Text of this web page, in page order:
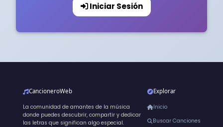
Iniciar Sesión
CancioneroWeb
La comunidad de amantes de la música
donde puedes descubrir, compartir y dedicar
las letras que significan algo especial.
Explorar
Inicio
Buscar Canciones